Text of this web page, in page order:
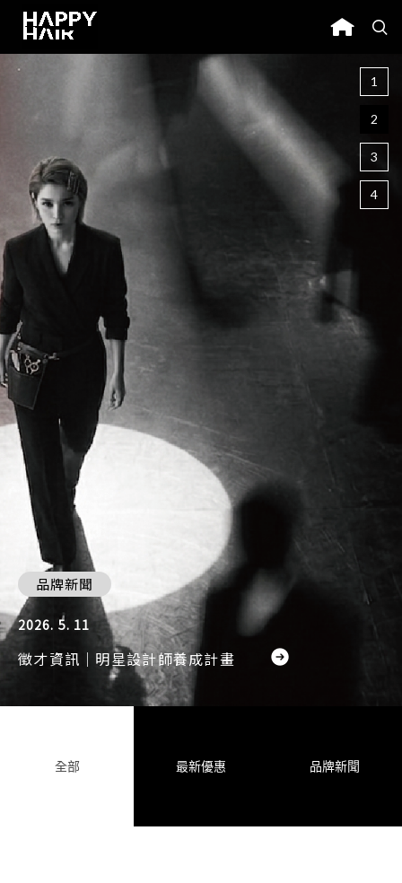
品牌新聞
2026. 5. 11
徵才資訊｜明星設計師養成計畫
全部 最新優惠 品牌新聞